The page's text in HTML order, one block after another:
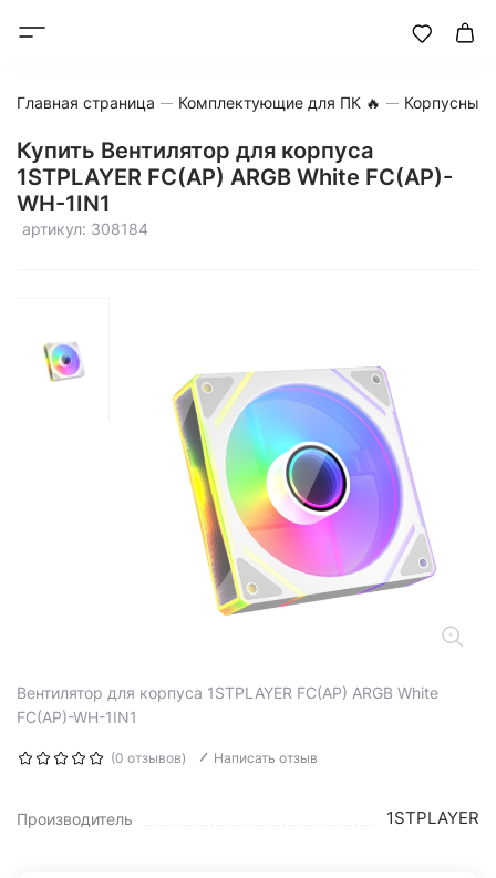
Главная страница Комплектующие для ПК 🔥 Корпусные
Купить Вентилятор для корпуса
1STPLAYER FC(AP) ARGB White FC(AP)-
WH-1IN1
артикул: 308184
Вентилятор для корпуса 1STPLAYER FC(AP) ARGB White
FC(AP)-WH-1IN1
(0 отзывов) Написать отзыв
Производитель 1STPLAYER